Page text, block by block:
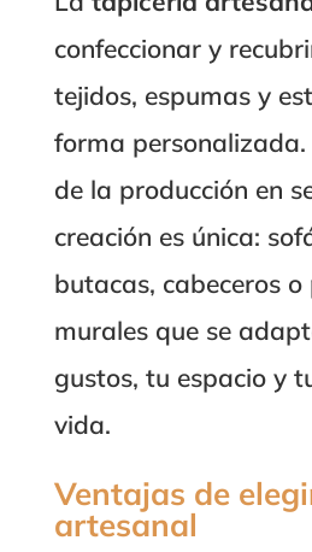
confeccionar y
tejidos, espumas y
forma
de la producción en
creación es única:
butacas, cabeceros
murales que se
gustos, tu espacio y
vida.
Ventajas de
artesanal